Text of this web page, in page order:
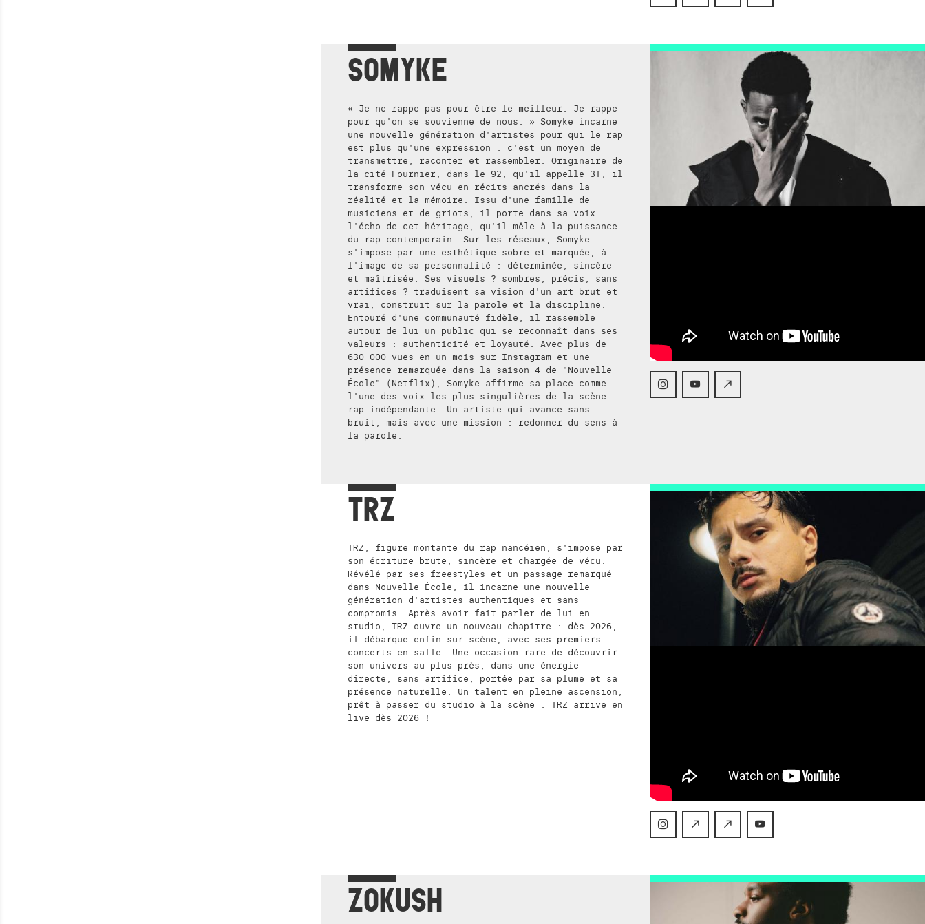
SOMYKE
« Je ne rappe pas pour être le meilleur. Je rappe
pour qu'on se souvienne de nous. » Somyke incarne
une nouvelle génération d'artistes pour qui le rap
est plus qu'une expression : c'est un moyen de
transmettre, raconter et rassembler. Originaire de
la cité Fournier, dans le 92, qu'il appelle 3T, il
transforme son vécu en récits ancrés dans la
réalité et la mémoire. Issu d'une famille de
musiciens et de griots, il porte dans sa voix
l'écho de cet héritage, qu'il mêle à la puissance
du rap contemporain. Sur les réseaux, Somyke
s'impose par une esthétique sobre et marquée, à
l'image de sa personnalité : déterminée, sincère
et maîtrisée. Ses visuels ? sombres, précis, sans
artifices ? traduisent sa vision d'un art brut et
vrai, construit sur la parole et la discipline.
Entouré d'une communauté fidèle, il rassemble
autour de lui un public qui se reconnaît dans ses
valeurs : authenticité et loyauté. Avec plus de
630 000 vues en un mois sur Instagram et une
présence remarquée dans la saison 4 de "Nouvelle
École" (Netflix), Somyke affirme sa place comme
l'une des voix les plus singulières de la scène
rap indépendante. Un artiste qui avance sans
bruit, mais avec une mission : redonner du sens à
la parole.
TRZ
TRZ, figure montante du rap nancéien, s'impose par
son écriture brute, sincère et chargée de vécu.
Révélé par ses freestyles et un passage remarqué
dans Nouvelle École, il incarne une nouvelle
génération d'artistes authentiques et sans
compromis. Après avoir fait parler de lui en
studio, TRZ ouvre un nouveau chapitre : dès 2026,
il débarque enfin sur scène, avec ses premiers
concerts en salle. Une occasion rare de découvrir
son univers au plus près, dans une énergie
directe, sans artifice, portée par sa plume et sa
présence naturelle. Un talent en pleine ascension,
prêt à passer du studio à la scène : TRZ arrive en
live dès 2026 !
ZOKUSH